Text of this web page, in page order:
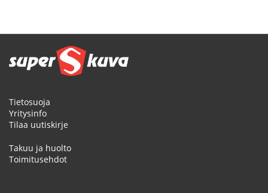
Tietosuoja
Yritysinfo
Tilaa uutiskirje
Takuu ja huolto
Toimitusehdot